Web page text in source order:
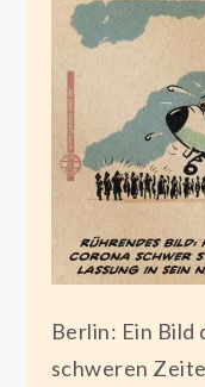
Berlin: Ein Bild
schweren